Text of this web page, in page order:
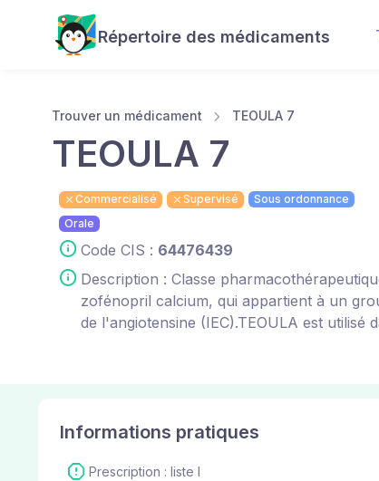
Répertoire des médicaments
Trouver un médicament TEOULA 7
TEOULA 7
Commercialisé Supervisé
Sous ordonnance
Orale
Code CIS : 64476439
Description : Classe
zofénopril calcium, qui appartient à un
de l'angiotensine (IEC).TEOULA est utilisé
Informations pratiques
Prescription : liste I